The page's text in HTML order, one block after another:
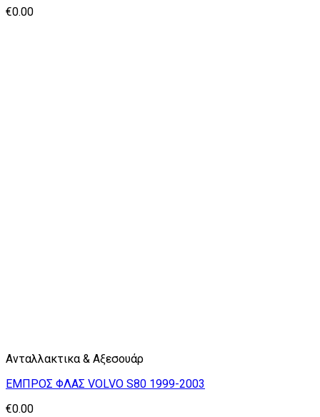
€0.00
Ανταλλακτικα & Αξεσουάρ
ΕΜΠΡΟΣ ΦΛΑΣ VOLVO S80 1999-2003
€0.00